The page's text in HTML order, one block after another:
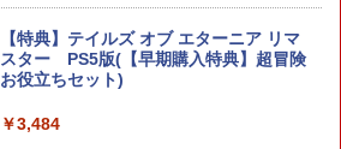
￥8,118
【特典】テイルズ オブ エターニア リマ
スター PS5版(【早期購入特典】超冒険
お役立ちセット)
￥3,484